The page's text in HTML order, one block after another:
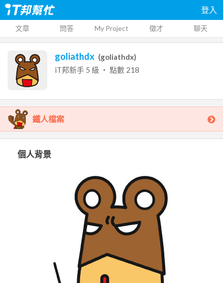
登入
文章 問答 My Project 徵才 聊天
goliathdx (goliathdx)
iT邦新手 5 級 ‧ 點數 218
鐵人檔案
個人背景